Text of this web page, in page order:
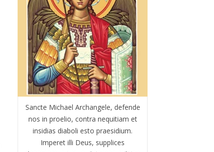
Sancte Michael Archangele, defende
nos in proelio, contra nequitiam et
insidias diaboli esto praesidium.
Imperet illi Deus, supplices